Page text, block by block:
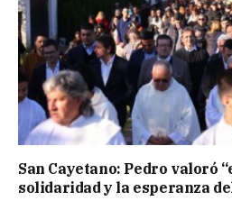
San Cayetano: Pedro valoró
solidaridad y la esperanza